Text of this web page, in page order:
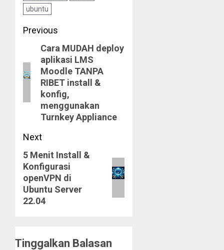
ubuntu
Post
navigation
Previous
Previous
post:
Cara MUDAH deploy
aplikasi LMS
Moodle TANPA
RIBET install &
konfig,
menggunakan
Turnkey Appliance
Next
Next
post:
5 Menit Install &
Konfigurasi
openVPN di
Ubuntu Server
22.04
Tinggalkan Balasan